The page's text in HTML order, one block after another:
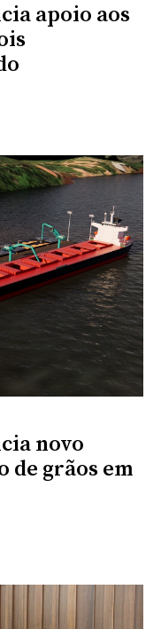
apoio aos
novo
grãos em